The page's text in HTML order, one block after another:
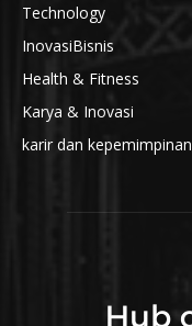
Technology
InovasiBisnis
Health & Fitness
Karya & Inovasi
karir dan kepemimpinan